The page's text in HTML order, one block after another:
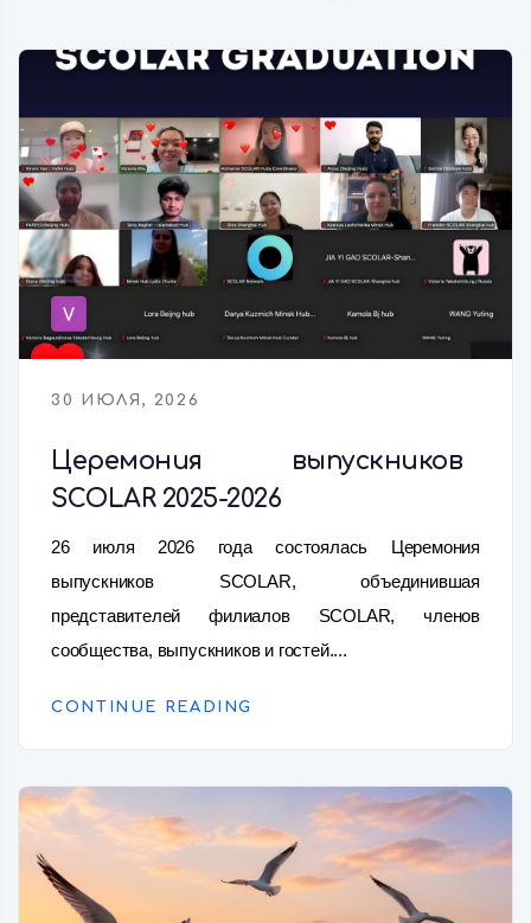
30 ИЮЛЯ, 2026
Церемония выпускников
SCOLAR 2025-2026
26 июля 2026 года состоялась Церемония
выпускников SCOLAR, объединившая
представителей филиалов SCOLAR, членов
сообщества, выпускников и гостей....
CONTINUE READING